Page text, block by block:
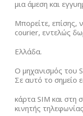
μια άμεση και
Μπορείτε, επίσης,
courier, εντελώς
Ελλάδα.
O μηχανισμός του
Σε αυτό το σημείο
κάρτα SIM και στη
κινητής